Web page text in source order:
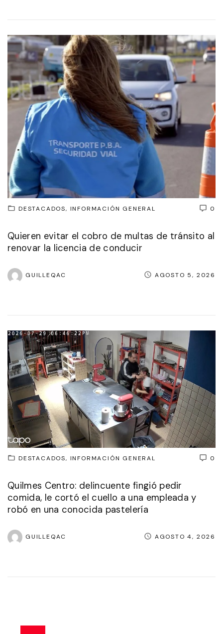
0
DESTACADOS INFORMACIÓN GENERAL
Quieren evitar el cobro de multas de tránsito al
renovar la licencia de conducir
GUILLEQAC AGOSTO 5, 2026
0
DESTACADOS INFORMACIÓN GENERAL
Quilmes Centro: delincuente fingió pedir
comida, le cortó el cuello a una empleada y
robó en una conocida pastelería
GUILLEQAC AGOSTO 4, 2026